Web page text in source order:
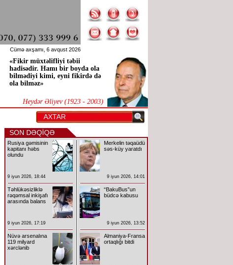
Cümə axşamı, 6 avqust 2026
«Fikir müxtəlifliyi təbii
hadisədir. Hamı bir boyda ola
bilmədiyi kimi, eyni fikirdə də
ola bilməz»
Heydər Əliyev (1923 - 2003)
SON DƏQİQƏ
Rusiya gəmisinin
kapitanı həbs
olundu
9 iyun 2026, 18:44
Təhlükəsizliklə
rəqəmsal inkişafı
arasında balans
9 iyun 2026, 17:19
Nüvə arsenalına
119 milyard
xərclənib
Merkelin təqaüdü
səs-küy yaratdı
9 iyun 2026, 14:01
“BakuBus”un
büdcə kabusu
9 iyun 2026, 13:52
Almaniya-Fransa
ortaqlığı bitdi